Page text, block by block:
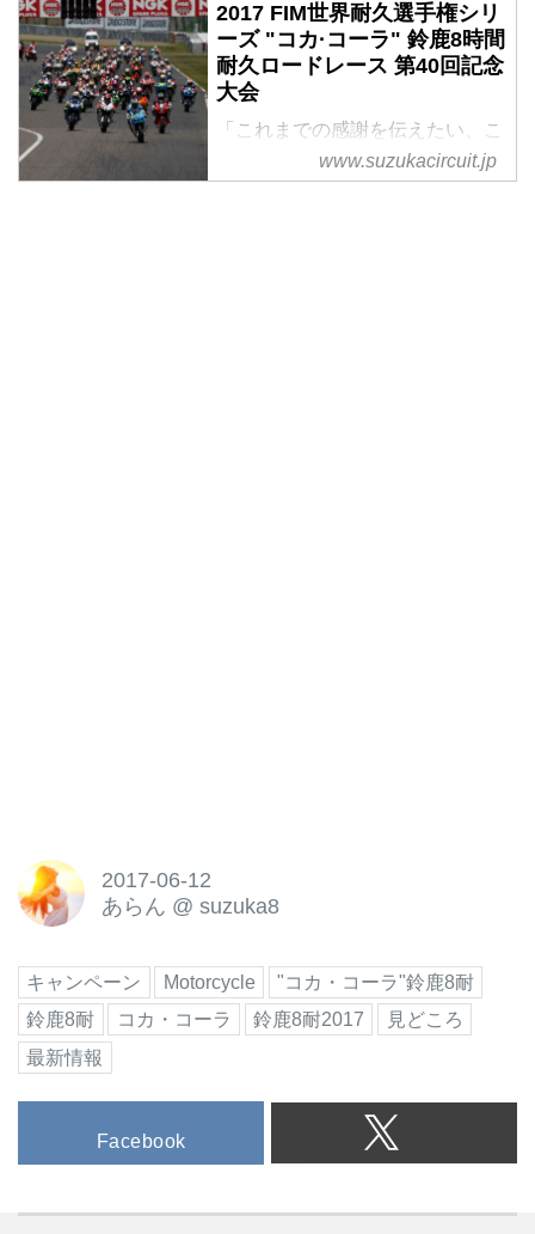
2017 FIM世界耐久選手権シリ
ーズ "コカ·コーラ" 鈴鹿8時間
耐久ロードレース 第40回記念
大会
「これまでの感謝を伝えたい、こ
の大きな感動で」 鈴鹿8耐40回記
念大会は、7月27日（木）～30日
www.suzukacircuit.jp
2017-06-12
あらん @ suzuka8
キャンペーン Motorcycle
"コカ・コーラ"鈴鹿8耐
鈴鹿8耐
コカ・コーラ 鈴鹿8耐2017
見どころ
最新情報
Facebook